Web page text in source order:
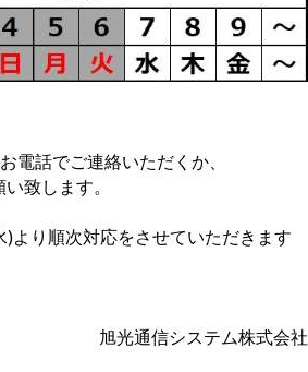
電話でご連絡いただくか、
致します。
より順次対応をさせていただきます
旭光通信システム株式会社